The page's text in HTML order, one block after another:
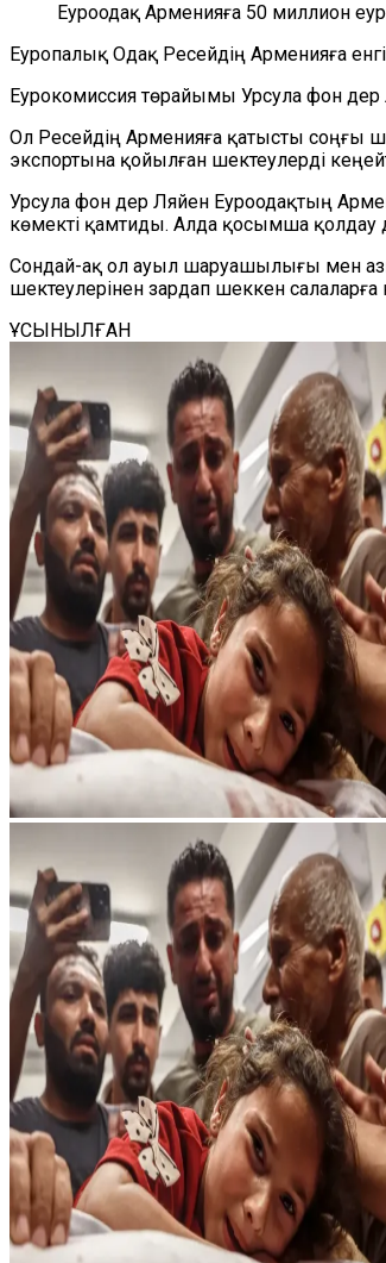
Еуроодақ Арменияға 50 миллион
Еуропалық Одақ Ресейдің Арменияға
Еурокомиссия төрайымы Урсула фон
Ол Ресейдің Арменияға қатысты соңғы
экспортына қойылған шектеулерді
Урсула фон дер Ляйен Еуроодақтың
көмекті қамтиды. Алда қосымша қолдау
Сондай-ақ ол ауыл шаруашылығы мен
шектеулерінен зардап шеккен салаларға
ҰСЫНЫЛҒАН